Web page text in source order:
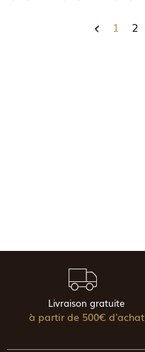
1 2
Livraison gratuite
à partir de 500€ d'achat